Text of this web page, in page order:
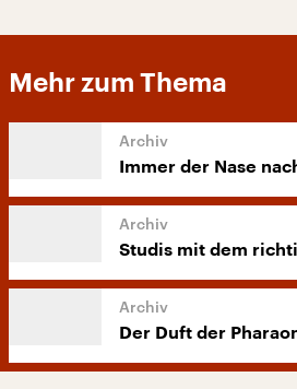
Mehr zum Thema
Immer der Nase
Studis mit dem
Der Duft der